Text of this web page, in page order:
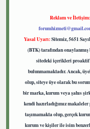
Reklam ve İletişim:
Yasal Uyarı:Sitemiz, 5651
(BTK) tarafından onaylanmış
sitedeki içerikleri proaktif
bulunmamaktadır. Ancak,
olup, siteye üye olarak bu
bir marka, kurum veya şahıs
kendi hazırladığımız
taşımamakta olup, gerçek
kurum ve kişiler ile isim